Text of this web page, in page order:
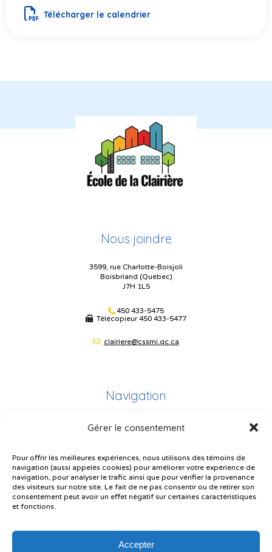
Gérer le consentement
Pour offrir les meilleures expériences, nous utilisons des témoins de
navigation (aussi appelés cookies) pour améliorer votre expérience de
navigation, pour analyser le trafic ainsi que pour vérifier la provenance
des visiteurs sur notre site. Le fait de ne pas consentir ou de retirer son
consentement peut avoir un effet négatif sur certaines caractéristiques
et fonctions.
Accepter
Télécharger le calendrier
Nous joindre
3599, rue Charlotte-Boisjoli
Boisbriand (Québec)
J7H 1L5
450 433-5475
Télécopieur450 433-5477
clairiere@cssmi.qc.ca
Navigation
Plan du site
Plainte – service à l’élève
Politique de confidentialité